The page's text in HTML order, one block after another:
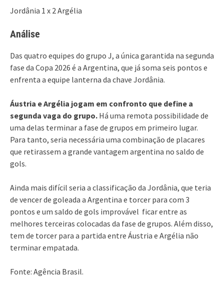
Jordânia 1 x 2 Argélia
Análise
Das quatro equipes do grupo J, a única garantida na segunda
fase da Copa 2026 é a Argentina, que já soma seis pontos e
enfrenta a equipe lanterna da chave Jordânia.
Áustria e Argélia jogam em confronto que define a
segunda vaga do grupo. Há uma remota possibilidade de
uma delas terminar a fase de grupos em primeiro lugar.
Para tanto, seria necessária uma combinação de placares
que retirassem a grande vantagem argentina no saldo de
gols.
Ainda mais difícil seria a classificação da Jordânia, que teria
de vencer de goleada a Argentina e torcer para com 3
pontos e um saldo de gols improvável ficar entre as
melhores terceiras colocadas da fase de grupos. Além disso,
tem de torcer para a partida entre Áustria e Argélia não
terminar empatada.
Fonte: Agência Brasil.